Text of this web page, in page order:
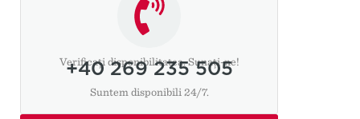
Verificați disponibilitatea. Sunați-ne!
+40 269 235 505
Suntem disponibili 24/7.